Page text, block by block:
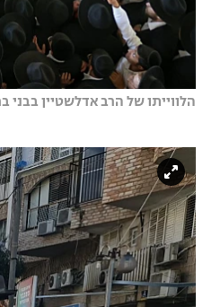
הלווייתו של הרב אדלשטיין בבני